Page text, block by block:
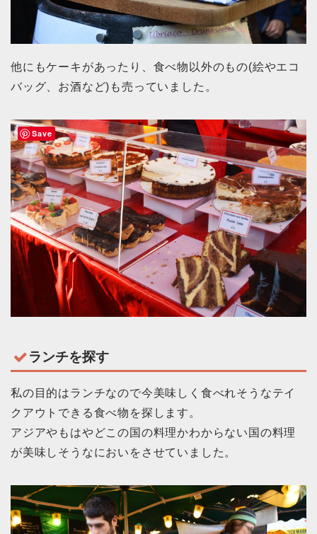
他にもケーキがあったり、食べ物以外のもの(絵やエコ
バッグ、お酒など)も売っていました。
ランチを探す
私の目的はランチなので今美味しく食べれそうなテイ
クアウトできる食べ物を探します。
アジアやもはやどこの国の料理かわからない国の料理
が美味しそうなにおいをさせていました。
Save